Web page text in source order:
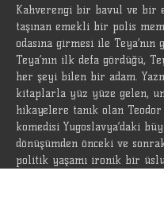
Kahverengi bir bavul ve bir
taşınan emekli bir polis
odasına girmesi ile Teya’nın
Teya’nın ilk defa gördüğü,
her şeyi bilen bir adam.
kitaplarla yüz yüze gelen,
hikayelere tanık olan Teodor
komedisi Yugoslavya’daki
dönüşümden önceki ve
politik yaşamı ironik bir